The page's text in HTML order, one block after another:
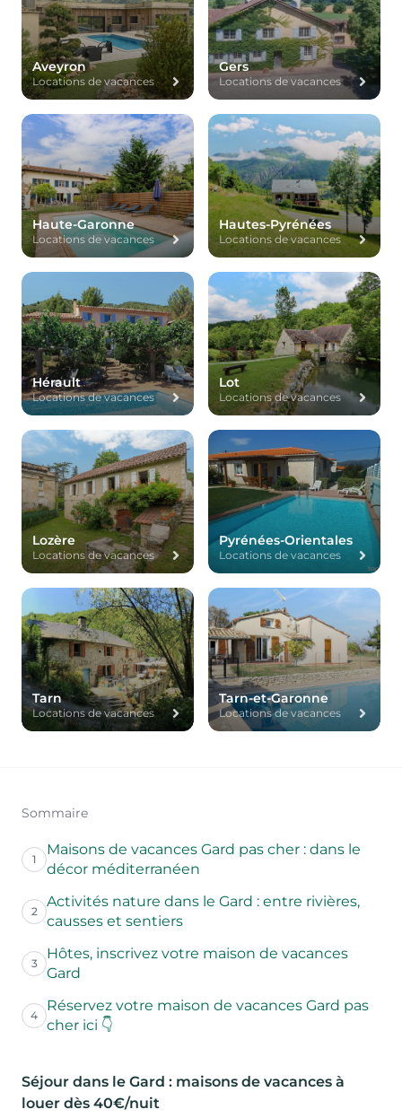
Aveyron
Locations de vacances
Gers
Locations de vacances
Haute-Garonne
Locations de vacances
Hautes-Pyrénées
Locations de vacances
Hérault
Locations de vacances
Lot
Locations de vacances
Lozère
Locations de vacances
Pyrénées-Orientales
Locations de vacances
Tarn
Locations de vacances
Tarn-et-Garonne
Locations de vacances
Sommaire
1
Maisons de vacances Gard pas cher : dans le
décor méditerranéen
2
Activités nature dans le Gard : entre rivières,
causses et sentiers
3
Hôtes, inscrivez votre maison de vacances
Gard
4
Réservez votre maison de vacances Gard pas
cher ici 👇
Séjour dans le Gard : maisons de vacances à
louer dès 40€/nuit